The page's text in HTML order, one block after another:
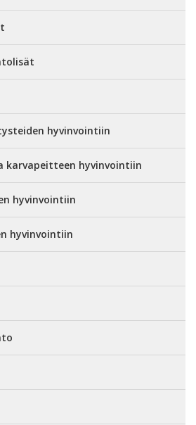
hyvinvointiin
karvapeitteen hyvinvointiin
hyvinvointiin
hyvinvointiin